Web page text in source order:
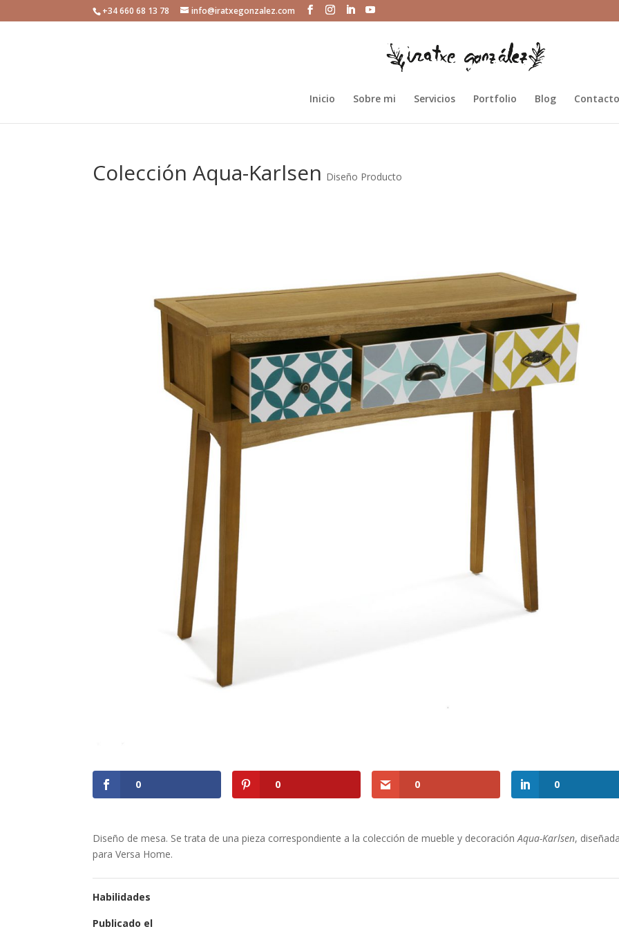
+34 660 68 13 78 info@iratxegonzalez.com
Inicio Sobre mi Servicios Portfolio Blog Contacto
Colección Aqua-Karlsen Diseño Producto
0 0 0 0
Diseño de mesa. Se trata de una pieza correspondiente a la colección de mueble y decoraciónAqua-Karlsen,
para Versa Home.
Habilidades
Publicado el